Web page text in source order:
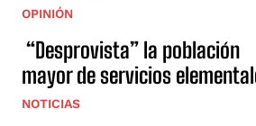
OPINIÓN
“Desprovista” la población
mayor de servicios
NOTICIAS